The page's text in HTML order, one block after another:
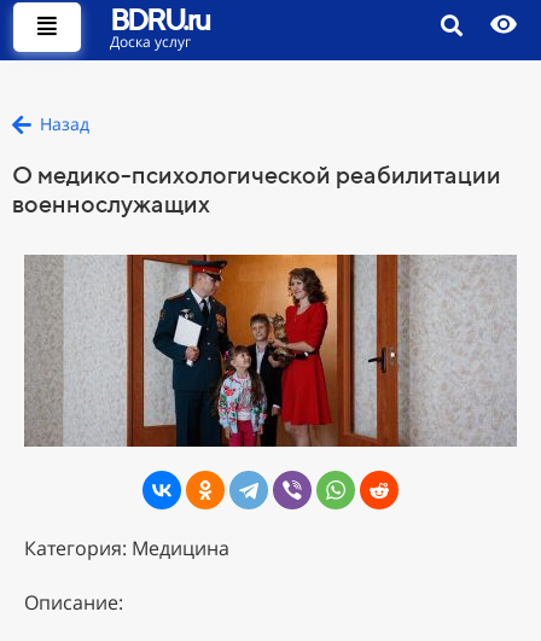
BDRU.ru
Доска услуг
Назад
О медико-психологической реабилитации
военнослужащих
Категория: Медицина
Описание: